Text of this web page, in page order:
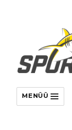
MENÜÜ